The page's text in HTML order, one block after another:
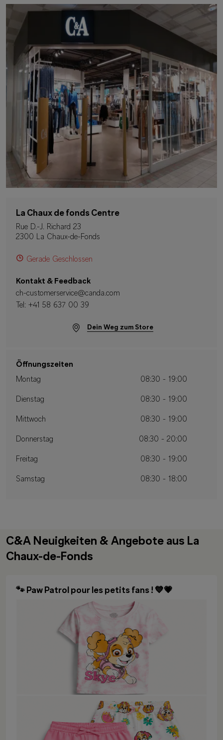
La Chaux de fonds Centre
Rue D.-J. Richard 23
2300 La Chaux-de-Fonds
Gerade Geschlossen
Kontakt & Feedback
ch-customerservice@canda.com
Tel: +41 58 637 00 39
Dein Weg zum Store
Öffnungszeiten
Montag
08:30 - 19:00
Dienstag 08:30 - 19:00
Mittwoch 08:30 - 19:00
Donnerstag 08:30 - 20:00
Freitag 08:30 - 19:00
Samstag 08:30 - 18:00
C&A Neuigkeiten & Angebote aus La
Chaux-de-Fonds
🐾 Paw Patrol pour les petits fans ! 💙💗